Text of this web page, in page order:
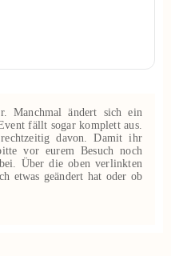
Manchmal ändert sich ein
fällt sogar komplett aus.
davon. Damit ihr
vor eurem Besuch noch
Über die oben verlinkten
etwas geändert hat oder ob